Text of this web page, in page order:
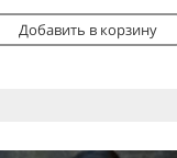
Добавить в корзину